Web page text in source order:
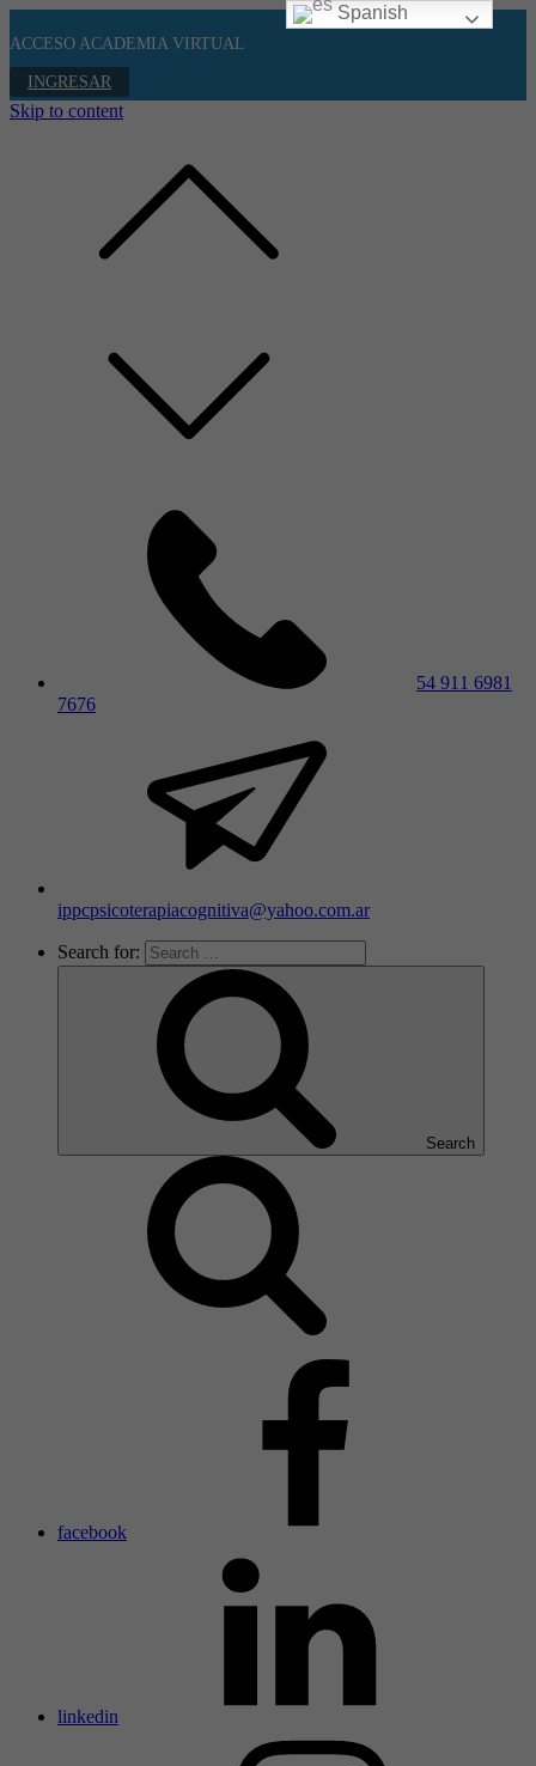
ACCESO ACADEMIA VIRTUAL
INGRESAR
Skip to content
54 911 6981
7676
ippcpsicoterapiacognitiva@yahoo.com.ar
Search for:
Search
facebook
linkedin
Spanish